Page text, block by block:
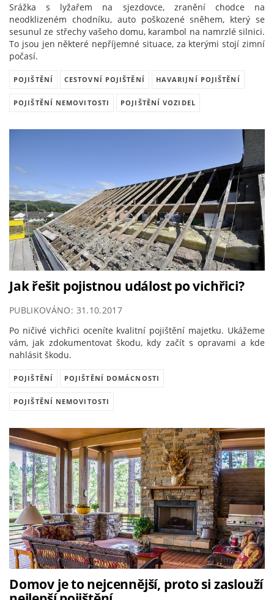
Srážka s lyžařem na sjezdovce, zranění chodce na
neodklizeném chodníku, auto poškozené sněhem, který se
sesunul ze střechy vašeho domu, karambol na namrzlé silnici.
To jsou jen některé nepříjemné situace, za kterými stojí zimní
počasí.
POJIŠTĚNÍ CESTOVNÍ POJIŠTĚNÍ HAVARIJNÍ POJIŠTĚNÍ
POJIŠTĚNÍ NEMOVITOSTI POJIŠTĚNÍ VOZIDEL
Jak řešit pojistnou událost po vichřici?
PUBLIKOVÁNO: 31.10.2017
Po ničivé vichřici oceníte kvalitní pojištění majetku. Ukážeme
vám, jak zdokumentovat škodu, kdy začít s opravami a kde
nahlásit škodu.
POJIŠTĚNÍ POJIŠTĚNÍ DOMÁCNOSTI
POJIŠTĚNÍ NEMOVITOSTI
Domov je to nejcennější, proto si zaslouží